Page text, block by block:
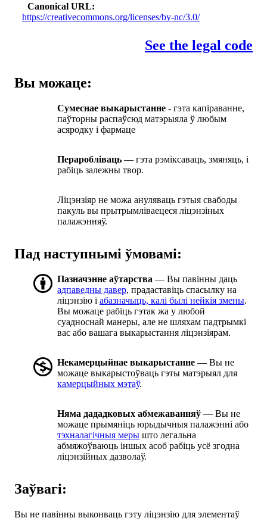
Canonical URL
https://creativecommons.org/licenses/by-nc/3.0/
See the legal code
Вы можаце:
Сумеснае выкарыстанне - гэта капіраванне,
паўторны распаўсюд матэрыяла ў любым
асяродку і фармаце
Пераробліваць — гэта рэміксаваць, змяняць, і
рабіць залежны твор.
Ліцэнзіяр не можа ануляваць гэтыя свабоды
пакуль вы прытрымліваецеся ліцэнзіных
палажэнняў.
Пад наступнымі ўмовамі:
Пазначэнне аўтарства — Вы павінны даць
адпаведны давер, прадаставіць спасылку на
ліцэнзію і абазначыць, калі былі нейкія змены.
Вы можаце рабіць гэтак жа у любой
суадноснай манеры, але не шляхам падтрымкі
вас або вашага выкарыстання ліцэнзіярам.
Некамерцыйнае выкарыстанне — Вы не
можаце выкарыстоўваць гэты матэрыял для
камерцыйных мэтаў.
Няма дададковых абмежаванняў — Вы не
можаце прымяніць юрыдычныя палажэнні або
тэхналагічныя меры што легальна
абмяжоўваюць іншых асоб рабіць усё згодна
ліцэнзійных дазволаў.
Заўвагі:
Вы не павінны выконваць гэту ліцэнзію для элементаў